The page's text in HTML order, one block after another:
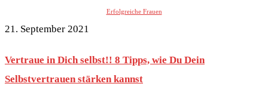
Erfolgreiche Frauen
21. September 2021
Vertraue in Dich selbst!! 8 Tipps, wie Du Dein
Selbstvertrauen stärken kannst